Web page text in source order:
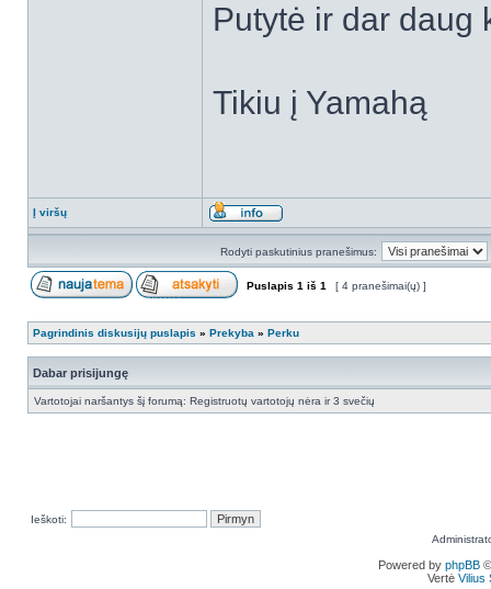
Putytė ir dar daug
Tikiu į Yamahą
Į viršų
Rodyti paskutinius pranešimus:
Puslapis 1 iš 1 [ 4 pranešimai(ų) ]
Pagrindinis diskusijų puslapis » Prekyba » Perku
Dabar prisijungę
Vartotojai naršantys šį forumą: Registruotų vartotojų nėra ir 3 svečių
Ieškoti:
Powered by phpBB
Vertė Vilius